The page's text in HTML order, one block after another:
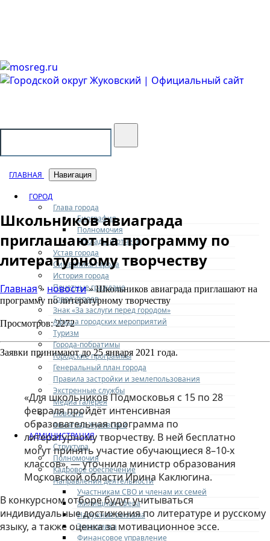
ГЛАВНАЯ Навигация
ГОРОД
Глава города
Биография
Полномочия
Доклады и отчеты
Устав города
Символика города
История города
Почетные граждане
Город героев
Знак «За заслуги перед городом»
Афиша городских мероприятий
Туризм
Города-побратимы
Городские программы
Генеральный план города
Правила застройки и землепользования
Экстренные службы
Медиа галерея
Новости
Авиаград Жуковский
АДМИНИСТРАЦИЯ
Структура
Полномочия
Кадровое обеспечение
Направления деятельности
Участникам СВО и членам их семей
Жилищная сфера
Наружная реклама
Экономика
Финансовое управление
Школьников авиаграда
приглашают на программу по
литературному творчеству
Главная» новости» Школьников авиаграда приглашают на
программу по литературному творчеству
Просмотров: 2272
Заявки принимают до 25 января 2021 года.
«Для школьников Подмосковья с 15 по 28
февраля пройдёт интенсивная
образовательная программа по
литературному творчеству. В ней бесплатно
могут принять участие обучающиеся 8–10-х
классов», — уточнила министр образования
Московской области Ирина Каклюгина.
В конкурсном отборе будут учитываться
индивидуальные достижения по литературе и русскому
языку, а также оценка за мотивационное эссе.